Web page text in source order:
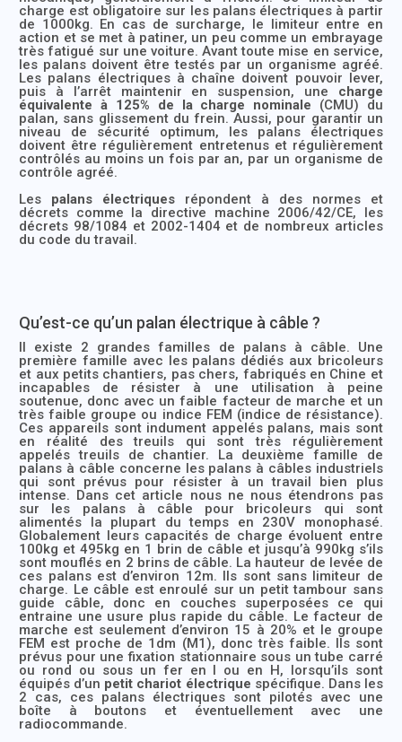
charge est obligatoire sur les palans électriques à partir
de 1000kg. En cas de surcharge, le limiteur entre en
action et se met à patiner, un peu comme un embrayage
très fatigué sur une voiture. Avant toute mise en service,
les palans doivent être testés par un organisme agréé.
Les palans électriques à chaîne doivent pouvoir lever,
puis à l’arrêt maintenir en suspension, une charge
équivalente à 125% de la charge nominale (CMU) du
palan, sans glissement du frein. Aussi, pour garantir un
niveau de sécurité optimum, les palans électriques
doivent être régulièrement entretenus et régulièrement
contrôlés au moins un fois par an, par un organisme de
contrôle agréé.
Les palans électriques répondent à des normes et
décrets comme la directive machine 2006/42/CE, les
décrets 98/1084 et 2002-1404 et de nombreux articles
du code du travail.
Qu’est-ce qu’un palan électrique à câble ?
Il existe 2 grandes familles de palans à câble. Une
première famille avec les palans dédiés aux bricoleurs
et aux petits chantiers, pas chers, fabriqués en Chine et
incapables de résister à une utilisation à peine
soutenue, donc avec un faible facteur de marche et un
très faible groupe ou indice FEM (indice de résistance).
Ces appareils sont indument appelés palans, mais sont
en réalité des treuils qui sont très régulièrement
appelés treuils de chantier. La deuxième famille de
palans à câble concerne les palans à câbles industriels
qui sont prévus pour résister à un travail bien plus
intense. Dans cet article nous ne nous étendrons pas
sur les palans à câble pour bricoleurs qui sont
alimentés la plupart du temps en 230V monophasé.
Globalement leurs capacités de charge évoluent entre
100kg et 495kg en 1 brin de câble et jusqu’à 990kg s’ils
sont mouflés en 2 brins de câble. La hauteur de levée de
ces palans est d’environ 12m. Ils sont sans limiteur de
charge. Le câble est enroulé sur un petit tambour sans
guide câble, donc en couches superposées ce qui
entraine une usure plus rapide du câble. Le facteur de
marche est seulement d’environ 15 à 20% et le groupe
FEM est proche de 1dm (M1), donc très faible. Ils sont
prévus pour une fixation stationnaire sous un tube carré
ou rond ou sous un fer en I ou en H, lorsqu’ils sont
équipés d’un petit chariot électrique spécifique. Dans les
2 cas, ces palans électriques sont pilotés avec une
boîte à boutons et éventuellement avec une
radiocommande.